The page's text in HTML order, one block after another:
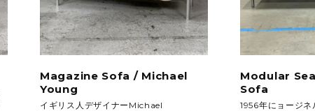
Magazine Sofa / Michael
Young
イギリス人デザイナーMichael
Modular
Sofa
1956年にョージ